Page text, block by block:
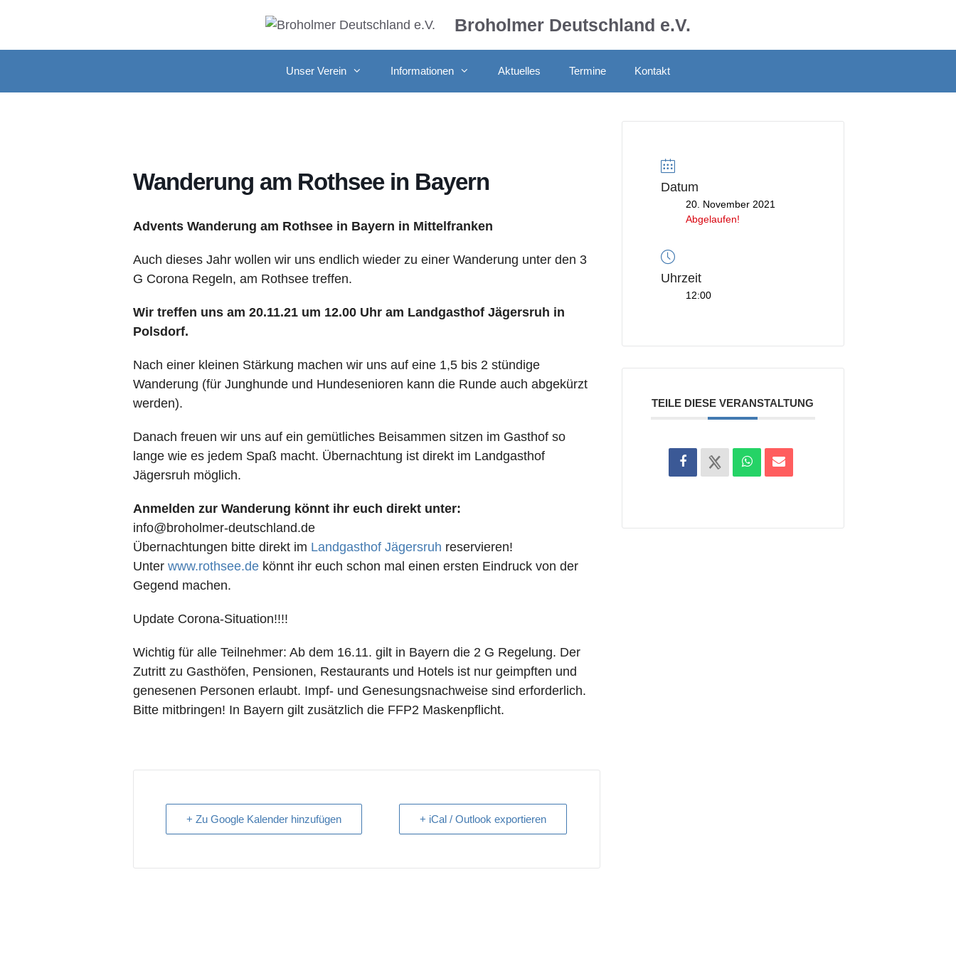
springen
Broholmer Deutschland e.V.
Unser Verein Informationen Aktuelles Termine Kontakt
Wanderung am Rothsee in Bayern
Advents Wanderung am Rothsee in Bayern in Mittelfranken
Auch dieses Jahr wollen wir uns endlich wieder zu einer Wanderung unter den 3
G Corona Regeln, am Rothsee treffen.
Wir treffen uns am 20.11.21 um 12.00 Uhr am Landgasthof Jägersruh in
Polsdorf.
Nach einer kleinen Stärkung machen wir uns auf eine 1,5 bis 2 stündige
Wanderung (für Junghunde und Hundesenioren kann die Runde auch abgekürzt
werden).
Danach freuen wir uns auf ein gemütliches Beisammen sitzen im Gasthof so
lange wie es jedem Spaß macht. Übernachtung ist direkt im Landgasthof
Jägersruh möglich.
Anmelden zur Wanderung könnt ihr euch direkt unter:
info@broholmer-deutschland.de
Übernachtungen bitte direkt im Landgasthof Jägersruh reservieren!
Unter www.rothsee.de könnt ihr euch schon mal einen ersten Eindruck von der
Gegend machen.
Update Corona-Situation!!!!
Wichtig für alle Teilnehmer: Ab dem 16.11. gilt in Bayern die 2 G Regelung. Der
Zutritt zu Gasthöfen, Pensionen, Restaurants und Hotels ist nur geimpften und
genesenen Personen erlaubt. Impf- und Genesungsnachweise sind erforderlich.
Bitte mitbringen! In Bayern gilt zusätzlich die FFP2 Maskenpflicht.
+ Zu Google Kalender hinzufügen + iCal / Outlook exportieren
Datum
20. November 2021
Abgelaufen!
Uhrzeit
12:00
TEILE DIESE VERANSTALTUNG